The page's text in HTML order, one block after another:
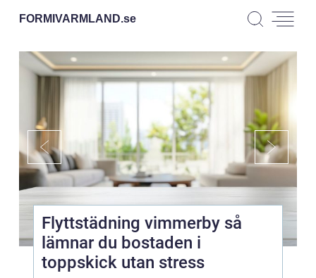
FORMIVARMLAND.se
Flyttstädning vimmerby så
lämnar du bostaden i
toppskick utan stress